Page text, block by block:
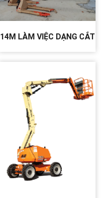
14M LÀM VIỆC DẠNG CẮT